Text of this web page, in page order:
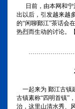
日前，由本网和宁
出以后，引发越来越
的“闲聊鄞江”茶话会
热烈而生动的讨论。
一起来为 鄞江古镇
古镇素称“四明首镇”
治，这里山清水秀、